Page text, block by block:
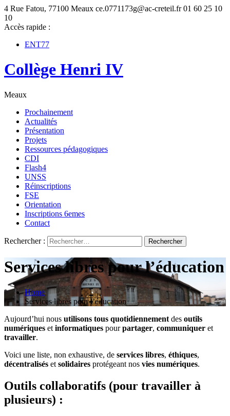
4 Rue Fatou, 77100 Meaux ce.0771173g@ac-creteil.fr 01 60 25 10
10
Accès rapide :
ENT77
Collège Henri IV
Meaux
Prochainement
Actualités
Présentation
Projets
Ressources pédagogiques
CDI
Flash4
UNSS
Réinscriptions
FSE
Orientation
Inscriptions 6emes
Contact
Rechercher :
Services libres pour l’éducation
Home
Services libres pour l’éducation
Aujourd’hui nous utilisons tous quotidiennement des outils
numériques et informatiques pourpartager, communiquer et
travailler.
Voici une liste, non exhaustive, de services libres, éthiques,
décentralisés et solidaires protégeant nos vies numériques.
Outils collaboratifs (pour travailler à
plusieurs) :